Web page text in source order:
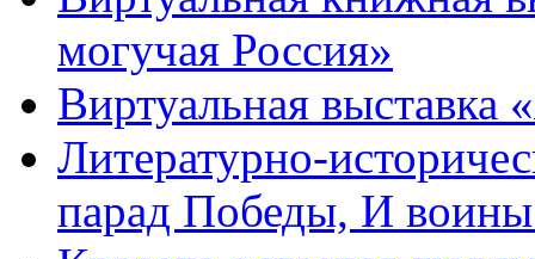
могучая Россия»
Виртуальная
Литературно-
парад Победы, И